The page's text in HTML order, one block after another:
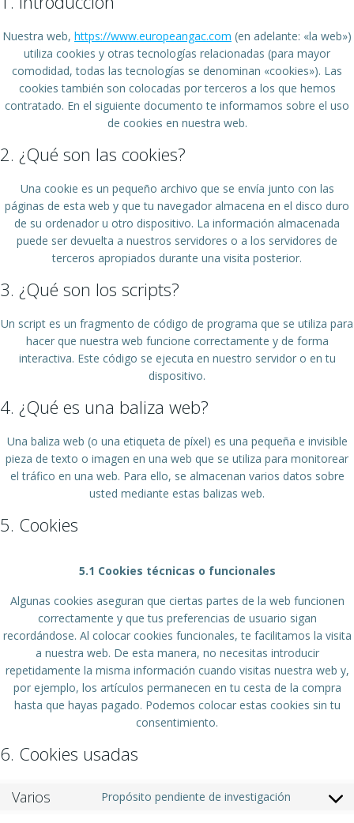
Nuestra web, https://www.europeangac.com (en adelante: «la web»)
utiliza cookies y otras tecnologías relacionadas (para mayor
comodidad, todas las tecnologías se denominan «cookies»). Las
cookies también son colocadas por terceros a los que hemos
contratado. En el siguiente documento te informamos sobre el uso
de cookies en nuestra web.
2. ¿Qué son las cookies?
Una cookie es un pequeño archivo que se envía junto con las
páginas de esta web y que tu navegador almacena en el disco duro
de su ordenador u otro dispositivo. La información almacenada
puede ser devuelta a nuestros servidores o a los servidores de
terceros apropiados durante una visita posterior.
3. ¿Qué son los scripts?
Un script es un fragmento de código de programa que se utiliza para
hacer que nuestra web funcione correctamente y de forma
interactiva. Este código se ejecuta en nuestro servidor o en tu
dispositivo.
4. ¿Qué es una baliza web?
Una baliza web (o una etiqueta de píxel) es una pequeña e invisible
pieza de texto o imagen en una web que se utiliza para monitorear
el tráfico en una web. Para ello, se almacenan varios datos sobre
usted mediante estas balizas web.
5. Cookies
5.1 Cookies técnicas o funcionales
Algunas cookies aseguran que ciertas partes de la web funcionen
correctamente y que tus preferencias de usuario sigan
recordándose. Al colocar cookies funcionales, te facilitamos la visita
a nuestra web. De esta manera, no necesitas introducir
repetidamente la misma información cuando visitas nuestra web y,
por ejemplo, los artículos permanecen en tu cesta de la compra
hasta que hayas pagado. Podemos colocar estas cookies sin tu
consentimiento.
6. Cookies usadas
Varios Propósito pendiente de investigación
Consent